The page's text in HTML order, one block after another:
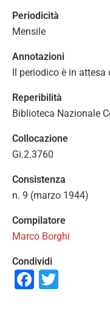
Periodicità
Mensile
Annotazioni
Il periodico è in attesa
Reperibilità
Biblioteca Nazionale
Collocazione
Gi.2.3760
Consistenza
n. 9 (marzo 1944)
Compilatore
Marco Borghi
Condividi
Facebook